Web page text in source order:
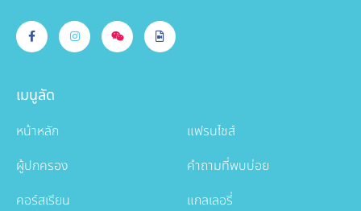
เมนูลัด
หน้าหลัก
ผู้ปกครอง
คอร์สเรียน
แฟรนไชส์
คำถามที่พบบ่อย
แกลเลอรี่